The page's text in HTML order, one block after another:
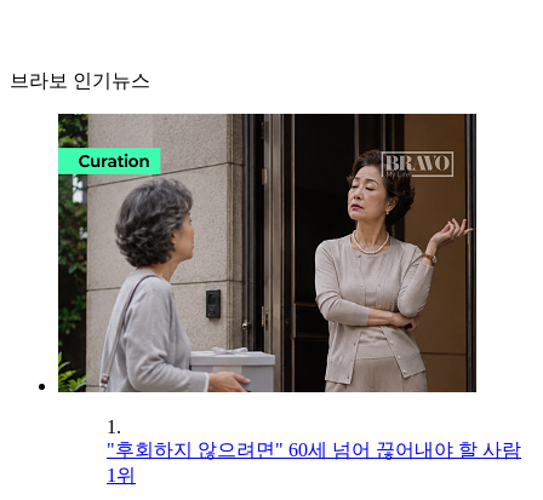
브라보 인기뉴스
1.
"후회하지 않으려면" 60세 넘어 끊어내야 할 사람
1위